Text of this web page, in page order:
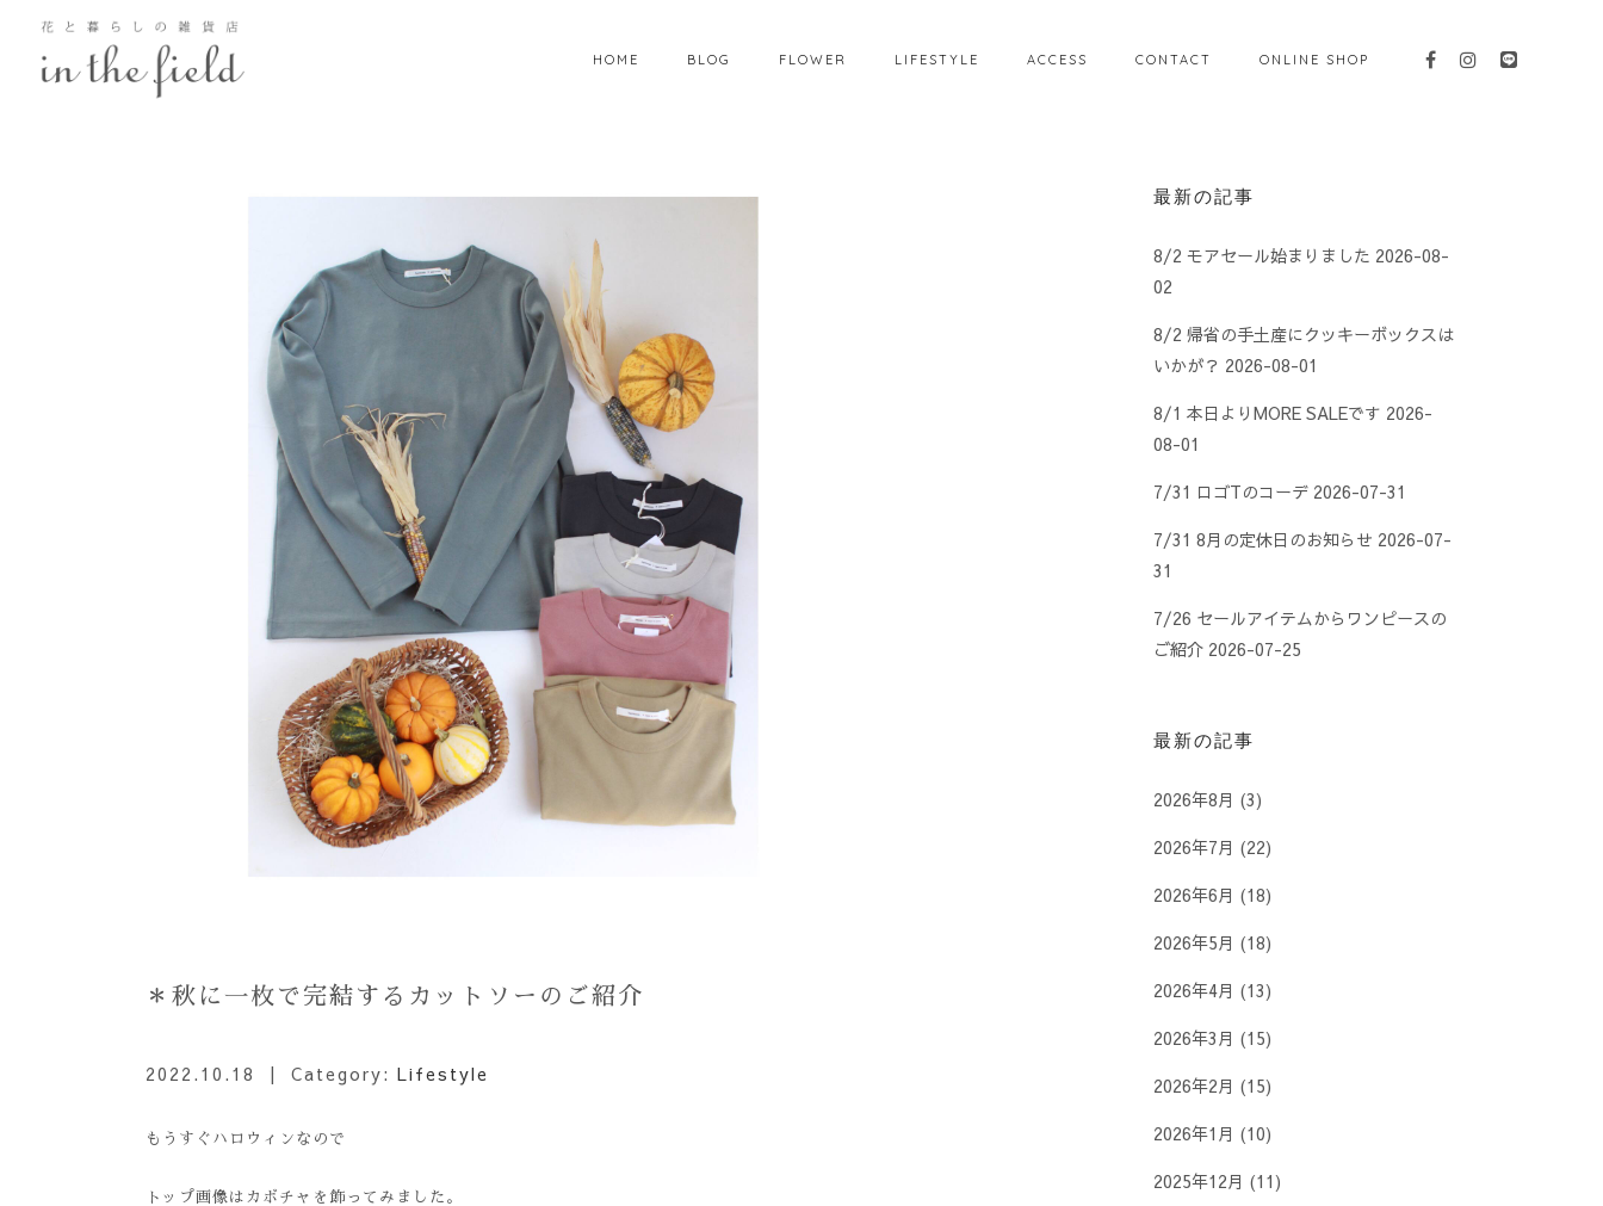
HOME BLOG FLOWER LIFESTYLE ACCESS CONTACT ONLINE SHOP
＊秋に一枚で完結するカットソーのご紹介
2022.10.18 | Category: Lifestyle
もうすぐハロウィンなので
トップ画像はカボチャを飾ってみました。
最新の記事
8/2 モアセール始まりました 2026-08-
02
8/2 帰省の手土産にクッキーボックスは
いかが？ 2026-08-01
8/1 本日よりMORE SALEです 2026-
08-01
7/31 ロゴTのコーデ 2026-07-31
7/31 8月の定休日のお知らせ 2026-07-
31
7/26 セールアイテムからワンピースの
ご紹介 2026-07-25
最新の記事
2026年8月 (3)
2026年7月 (22)
2026年6月 (18)
2026年5月 (18)
2026年4月 (13)
2026年3月 (15)
2026年2月 (15)
2026年1月 (10)
2025年12月 (11)